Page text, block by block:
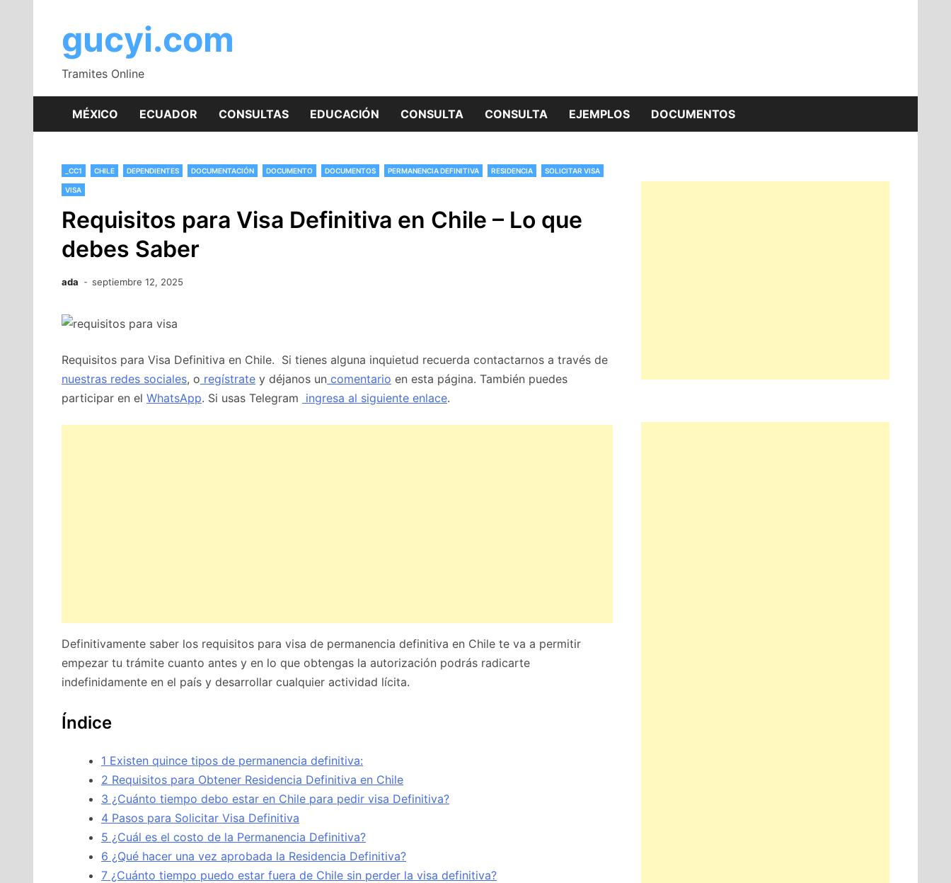
contenidogucyi.com
Tramites Online
MÉXICO ECUADOR CONSULTAS EDUCACIÓN CONSULTA CONSULTA EJEMPLOS DOCUMENTOS
_CC1 CHILE DEPENDIENTES DOCUMENTACIÓN DOCUMENTO DOCUMENTOS PERMANENCIA DEFINITIVA RESIDENCIA SOLICITAR VISA
VISA
Requisitos para Visa Definitiva en Chile – Lo que
debes Saber
ada septiembre 12, 2025
Requisitos para Visa Definitiva en Chile. Si tienes alguna inquietud recuerda contactarnos a través de
nuestras redes sociales, o regístrate y déjanos un comentario en esta página. También puedes
participar en el WhatsApp. Si usas Telegram ingresa al siguiente enlace.
Definitivamente saber los requisitos para visa de permanencia definitiva en Chile te va a permitir
empezar tu trámite cuanto antes y en lo que obtengas la autorización podrás radicarte
indefinidamente en el país y desarrollar cualquier actividad lícita.
Índice
1 Existen quince tipos de permanencia definitiva:
2 Requisitos para Obtener Residencia Definitiva en Chile
3 ¿Cuánto tiempo debo estar en Chile para pedir visa Definitiva?
4 Pasos para Solicitar Visa Definitiva
5 ¿Cuál es el costo de la Permanencia Definitiva?
6 ¿Qué hacer una vez aprobada la Residencia Definitiva?
7 ¿Cuánto tiempo puedo estar fuera de Chile sin perder la visa definitiva?